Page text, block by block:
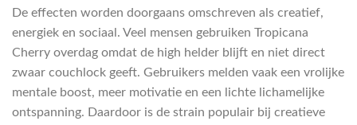
De effecten worden doorgaans omschreven als creatief,
energiek en sociaal. Veel mensen gebruiken Tropicana
Cherry overdag omdat de high helder blijft en niet direct
zwaar couchlock geeft. Gebruikers melden vaak een vrolijke
mentale boost, meer motivatie en een lichte lichamelijke
ontspanning. Daardoor is de strain populair bij creatieve